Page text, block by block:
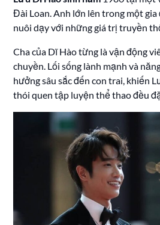
Đài Loan. Anh lớn lên trong một
nuôi dạy với những giá trị truyền
Cha của Dĩ Hào từng là vận động
chuyền. Lối sống lành mạnh và
hưởng sâu sắc đến con trai, khiến
thói quen tập luyện thể thao đều